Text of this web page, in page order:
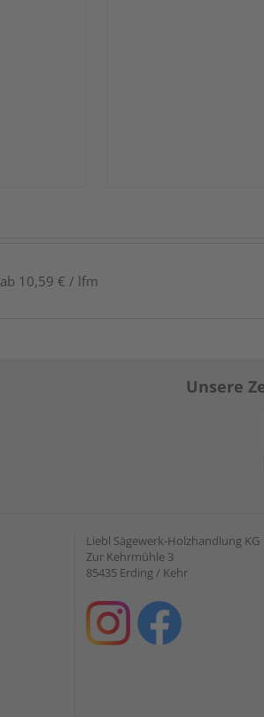
ab 10,59 € / lfm
Unsere
Liebl Sägewerk-Holzhandlung KG
Zur Kehrmühle 3
85435 Erding / Kehr